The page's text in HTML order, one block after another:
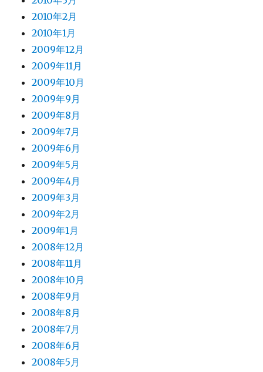
2010年2月
2010年1月
2009年12月
2009年11月
2009年10月
2009年9月
2009年8月
2009年7月
2009年6月
2009年5月
2009年4月
2009年3月
2009年2月
2009年1月
2008年12月
2008年11月
2008年10月
2008年9月
2008年8月
2008年7月
2008年6月
2008年5月